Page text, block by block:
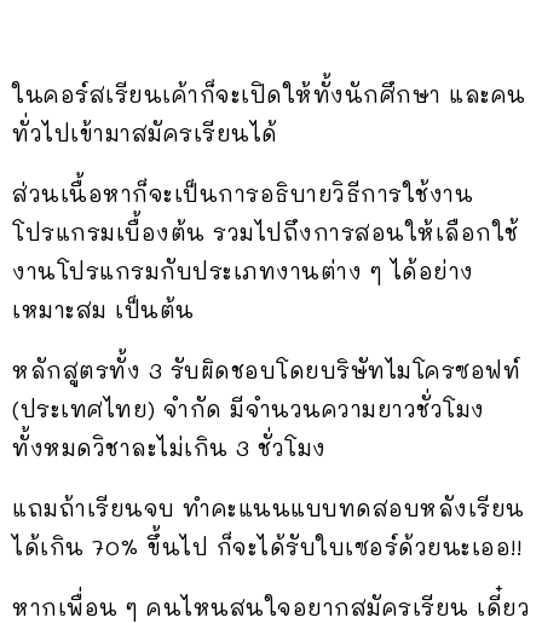
ในคอร์สเรียนเค้าก็จะเปิดให้ทั้งนักศึกษา และคน
ทั่วไปเข้ามาสมัครเรียนได้
ส่วนเนื้อหาก็จะเป็นการอธิบายวิธีการใช้งาน
โปรแกรมเบื้องต้น รวมไปถึงการสอนให้เลือกใช้
งานโปรแกรมกับประเภทงานต่าง ๆ ได้อย่าง
เหมาะสม เป็นต้น
หลักสูตรทั้ง 3 รับผิดชอบโดยบริษัทไมโครซอฟท์
(ประเทศไทย) จำกัด มีจำนวนความยาวชั่วโมง
ทั้งหมดวิชาละไม่เกิน 3 ชั่วโมง
แถมถ้าเรียนจบ ทำคะแนนแบบทดสอบหลังเรียน
ได้เกิน 70% ขึ้นไป ก็จะได้รับใบเซอร์ด้วยนะเออ!!
หากเพื่อน ๆ คนไหนสนใจอยากสมัครเรียน เดี๋ยว